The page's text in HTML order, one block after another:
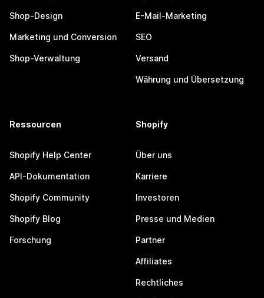
Shop-Design
Marketing und Conversion
Shop-Verwaltung
E-Mail-Marketing
SEO
Versand
Währung und Übersetzung
Ressourcen
Shopify Help Center
API-Dokumentation
Shopify Community
Shopify Blog
Forschung
Shopify
Über uns
Karriere
Investoren
Presse und Medien
Partner
Affiliates
Rechtliches